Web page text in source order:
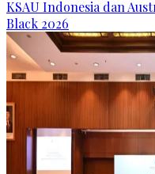
KSAU Indonesia dan
Black 2026